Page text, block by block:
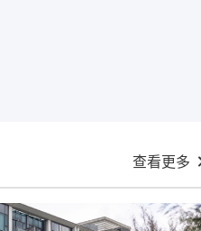
查看更多